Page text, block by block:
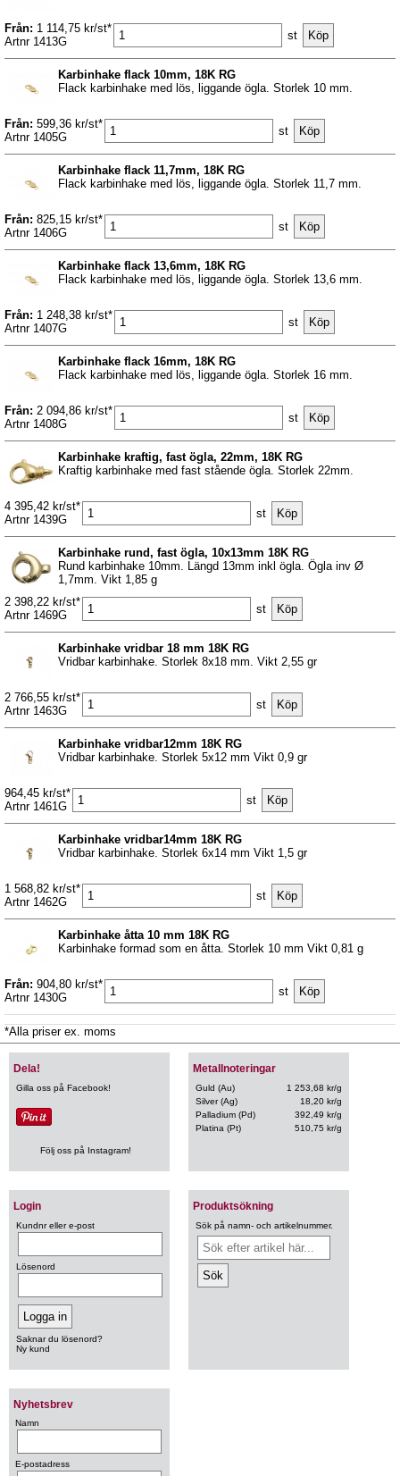
Från: 1 114,75 kr/st*
Artnr 1413G
st
Karbinhake flack 10mm, 18K RG
Flack karbinhake med lös, liggande ögla. Storlek 10 mm.
Från: 599,36 kr/st*
Artnr 1405G
st
Karbinhake flack 11,7mm, 18K RG
Flack karbinhake med lös, liggande ögla. Storlek 11,7 mm.
Från: 825,15 kr/st*
Artnr 1406G
st
Karbinhake flack 13,6mm, 18K RG
Flack karbinhake med lös, liggande ögla. Storlek 13,6 mm.
Från: 1 248,38 kr/st*
Artnr 1407G
st
Karbinhake flack 16mm, 18K RG
Flack karbinhake med lös, liggande ögla. Storlek 16 mm.
Från: 2 094,86 kr/st*
Artnr 1408G
st
Karbinhake kraftig, fast ögla, 22mm, 18K RG
Kraftig karbinhake med fast stående ögla. Storlek 22mm.
4 395,42 kr/st*
Artnr 1439G
st
Karbinhake rund, fast ögla, 10x13mm 18K RG
Rund karbinhake 10mm. Längd 13mm inkl ögla. Ögla inv Ø
1,7mm. Vikt 1,85 g
2 398,22 kr/st*
Artnr 1469G
st
Karbinhake vridbar 18 mm 18K RG
Vridbar karbinhake. Storlek 8x18 mm. Vikt 2,55 gr
2 766,55 kr/st*
Artnr 1463G
st
Karbinhake vridbar12mm 18K RG
Vridbar karbinhake. Storlek 5x12 mm Vikt 0,9 gr
964,45 kr/st*
Artnr 1461G
st
Karbinhake vridbar14mm 18K RG
Vridbar karbinhake. Storlek 6x14 mm Vikt 1,5 gr
1 568,82 kr/st*
Artnr 1462G
st
Karbinhake åtta 10 mm 18K RG
Karbinhake formad som en åtta. Storlek 10 mm Vikt 0,81 g
Från: 904,80 kr/st*
Artnr 1430G
st
*Alla priser ex. moms
Metallnoteringar
Guld (Au)
1 253,68 kr/g
Silver (Ag)
18,20 kr/g
Palladium (Pd)
392,49 kr/g
Platina (Pt)
510,75 kr/g
Login
Kundnr eller e-post
Lösenord
Saknar du lösenord?
Ny kund
Produktsökning
Sök på namn- och artikelnummer.
Nyhetsbrev
Namn
E-postadress
Dela!
Gilla oss på Facebook!
Följ oss på Instagram!